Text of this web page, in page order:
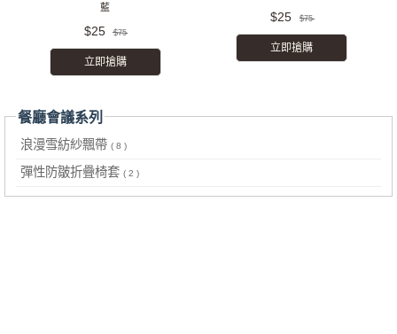
藍
$25 $75
立即搶購
$25 $75
立即搶購
餐廳會議系列
浪漫雪紡紗飄帶 ( 8 )
彈性防皺折疊椅套 ( 2 )